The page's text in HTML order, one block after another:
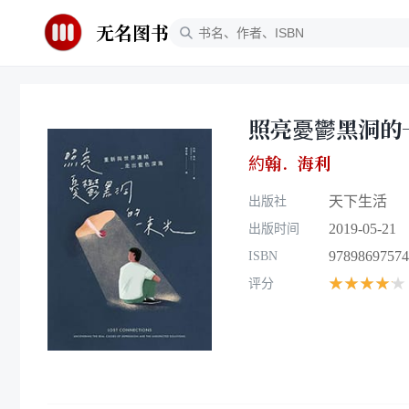
无名图书
照亮憂鬱黑洞的
約翰．海利
出版社 天下生活
出版时间 2019-05-21
ISBN
评分 ★★★★★